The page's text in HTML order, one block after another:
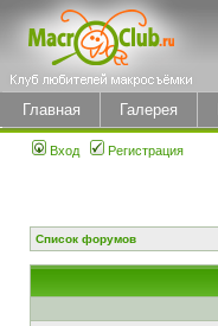
Главная Галерея
Вход Регистрация
Список форумов